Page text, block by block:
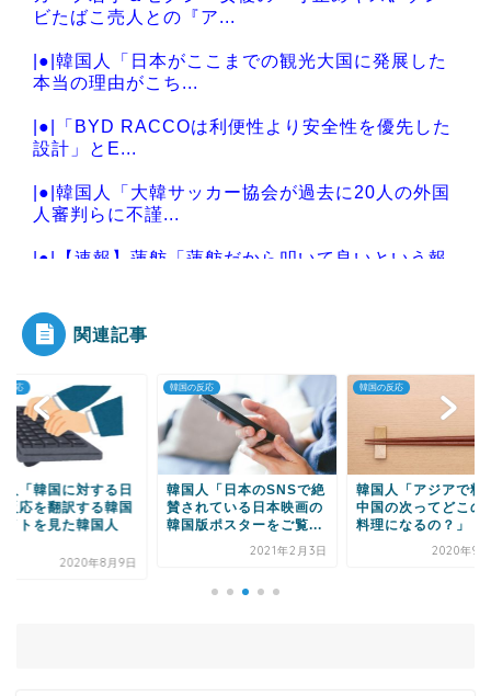
ビたばこ売人との『ア...
|●|韓国人「日本がここまでの観光大国に発展した
本当の理由がこち...
|●|「BYD RACCOは利便性より安全性を優先した
設計」とE...
|●|韓国人「大韓サッカー協会が過去に20人の外国
人審判らに不謹...
|●|【速報】蓮舫「蓮舫だから叩いて良いという報
Powered by livedoor 相互RSS
関連記事
反応
人「日本のSNSで絶
れている日本映画の
版ポスターをご覧...
韓国の反応
韓国人「アジアで料理で
中国の次ってどこの国の
料理になるの？」
2020年9月23日
韓国の反応
韓国人「“韓国・山火
事”炎が過ぎ去った
山の様子をご覧くだ